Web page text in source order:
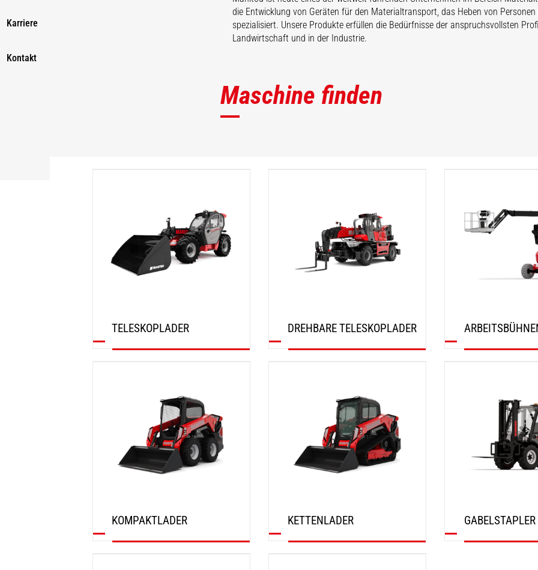
Karriere
Kontakt
die Entwicklung von Geräten für den Materialtransport, das Heben von Personen
spezialisiert. Unsere Produkte erfüllen die Bedürfnisse der anspruchsvollsten
Landwirtschaft und in der Industrie.
Maschine finden
TELESKOPLADER DREHBARE TELESKOPLADER
KOMPAKTLADER KETTENLADER GABELSTAPLER